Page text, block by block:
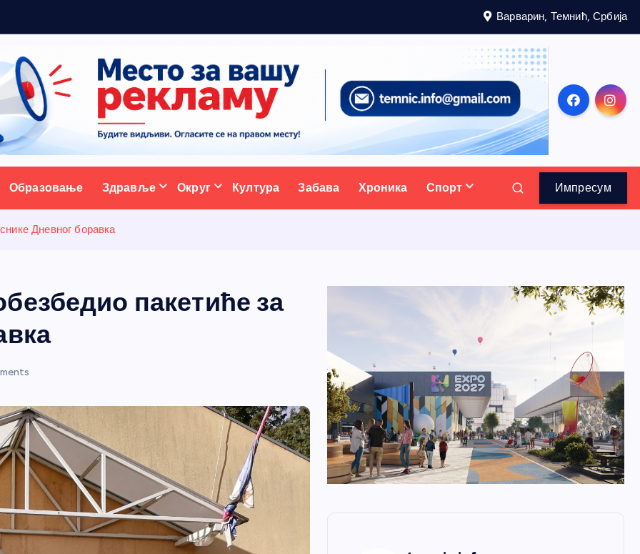
Варварин, Темнић, Србија
портал
Образовање Здравље Округ Култура Забава Хроника Спорт Импресум
Дневног боравка
пакетиће за